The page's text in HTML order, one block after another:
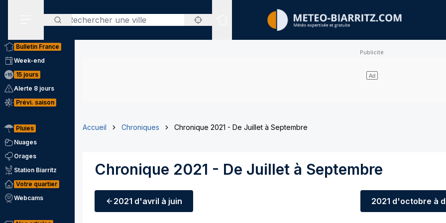
Rechercher
Sites expertisés
Bulletin France
Week-end
15 jours
Alerte 8 jours
Prévi. saison
Pluies
Nuages
Orages
Station Biarritz
Votre quartier
Webcams
Accueil Chroniques Chronique 2021 - De Juillet à Septembre
Chronique 2021 - De Juillet à Septembre
2021 d'avril à juin 2021 d'octobre à